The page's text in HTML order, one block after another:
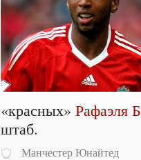
«красных»Рафаэля
штаб.
Манчестер Юнайтед